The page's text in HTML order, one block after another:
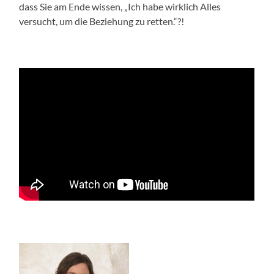
dass Sie am Ende wissen, „Ich habe wirklich Alles
versucht, um die Beziehung zu retten.“?!